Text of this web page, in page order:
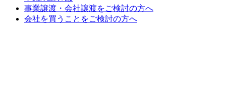
事業譲渡・会社譲渡をご検討の方へ
会社を買うことをご検討の方へ